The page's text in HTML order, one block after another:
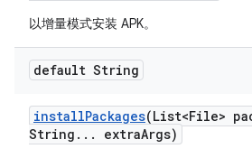
以增量模式安装 APK。
default String
installPackages(List<File>
String . . . extraArgs)